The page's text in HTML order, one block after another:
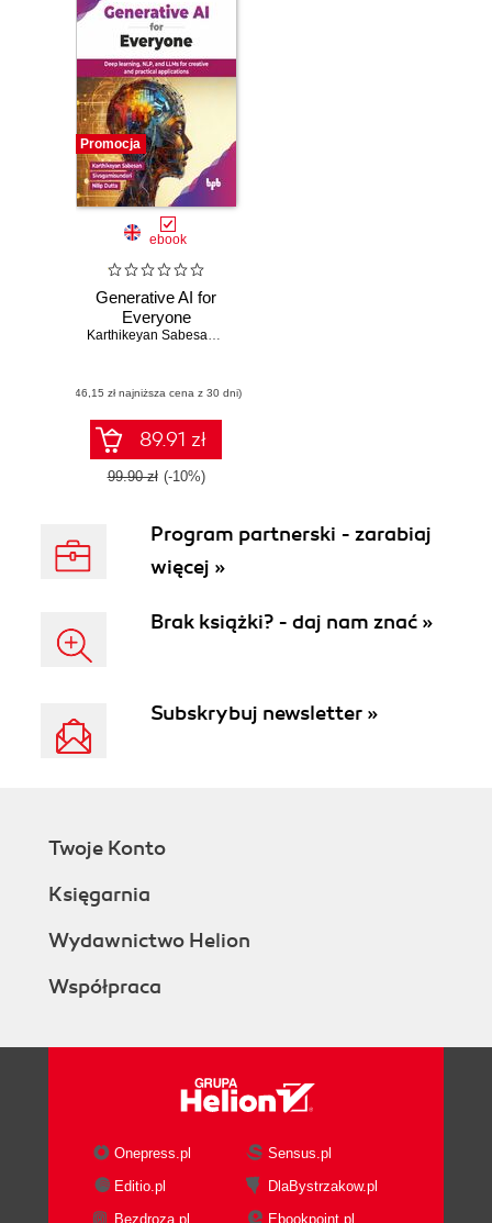
Promocja
ebook
Generative AI for
Everyone
Karthikeyan Sabesan,
(46,15 zł najniższa cena z 30 dni)
89.91 zł
99.90 zł (-10%)
Program partnerski - zarabiaj
więcej »
Brak książki? - daj nam znać »
Subskrybuj newsletter »
Twoje Konto
Księgarnia
Wydawnictwo Helion
Współpraca
Onepress.pl
Sensus.pl
Editio.pl
DlaBystrzakow.pl
Bezdroza.pl
Ebookpoint.pl